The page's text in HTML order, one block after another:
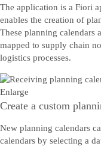
The application is a Fiori
enables the creation of
These planning calendars
mapped to supply chain
logistics processes.
Enlarge
Create a custom
New planning calendars
calendars by selecting a